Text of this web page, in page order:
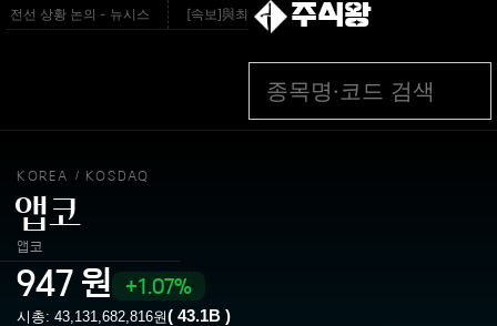
선 상황 논의 - 뉴시스 [속보]與최고위원 제주·인천 순회경선…박선원·최민희·
주식왕
KOREA / KOSDAQ
앱코
앱코
947원 1.07%
시총: 43,131,682,816원( 43.1B )